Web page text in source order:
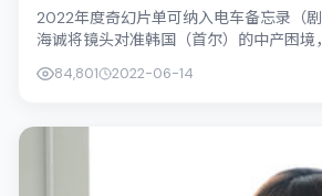
2022年度奇幻片单可纳入电车备忘录（
海诚将镜头对准韩国（首尔）的中产困境
84,801 2022-06-14